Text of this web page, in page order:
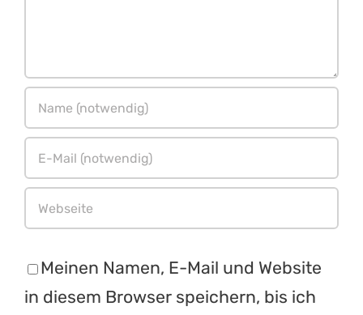
Meinen Namen, E-Mail und Website
in diesem Browser speichern, bis ich